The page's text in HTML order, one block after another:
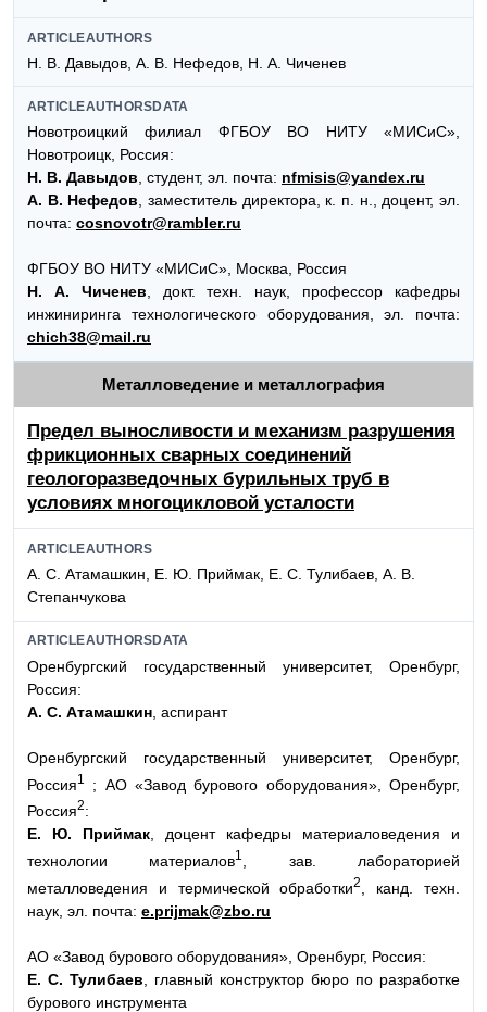
ARTICLEAUTHORS
Н. В. Давыдов, А. В. Нефедов, Н. А. Чиченев
ARTICLEAUTHORSDATA
Новотроицкий филиал ФГБОУ ВО НИТУ «МИСиС»,
Новотроицк, Россия:
Н. В. Давыдов, студент, эл. почта: nfmisis@yandex.ru
А. В. Нефедов, заместитель директора, к. п. н., доцент, эл.
почта: cosnovotr@rambler.ru
ФГБОУ ВО НИТУ «МИСиС», Москва, Россия
Н. А. Чиченев, докт. техн. наук, профессор кафедры
инжиниринга технологического оборудования, эл. почта:
chich38@mail.ru
Металловедение и металлография
Предел выносливости и механизм разрушения
фрикционных сварных соединений
геологоразведочных бурильных труб в
условиях многоцикловой усталости
ARTICLEAUTHORS
А. С. Атамашкин, Е. Ю. Приймак, Е. С. Тулибаев, А. В.
Степанчукова
ARTICLEAUTHORSDATA
Оренбургский государственный университет, Оренбург,
Россия:
А. С. Атамашкин , аспирант
Оренбургский государственный университет, Оренбург,
Россия1
; АО «Завод бурового оборудования», Оренбург,
Россия2:
Е. Ю. Приймак , доцент кафедры материаловедения и
технологии материалов1
, зав. лабораторией
металловедения и термической обработки2
, канд. техн.
наук, эл. почта: e.prijmak@zbo.ru
АО «Завод бурового оборудования», Оренбург, Россия:
Е. С. Тулибаев , главный конструктор бюро по разработке
бурового инструмента